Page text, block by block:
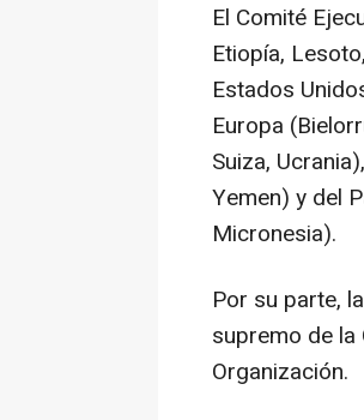
El Comité
Etiopía,
Estados
Europa
Suiza,
Yemen) y del
Micronesia).
Por su parte,
supremo de
Organización.